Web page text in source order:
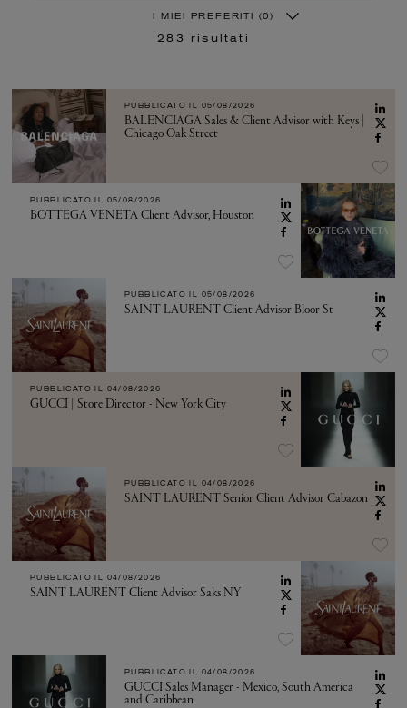
I MIEI PREFERITI (0)
283 risultati
PUBBLICATO IL 05/08/2026
BALENCIAGA Sales & Client Advisor with Keys |
Chicago Oak Street
PUBBLICATO IL 05/08/2026
BOTTEGA VENETA Client Advisor, Houston
PUBBLICATO IL 05/08/2026
SAINT LAURENT Client Advisor Bloor St
PUBBLICATO IL 04/08/2026
GUCCI | Store Director - New York City
PUBBLICATO IL 04/08/2026
SAINT LAURENT Senior Client Advisor Cabazon
PUBBLICATO IL 04/08/2026
SAINT LAURENT Client Advisor Saks NY
PUBBLICATO IL 04/08/2026
GUCCI Sales Manager - Mexico, South America
and Caribbean